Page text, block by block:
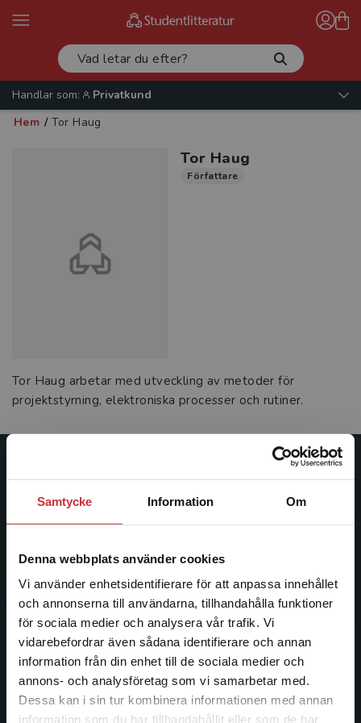
Samtycke Information Om
Denna webbplats använder cookies
Vi använder enhetsidentifierare för att anpassa innehållet
och annonserna till användarna, tillhandahålla funktioner
för sociala medier och analysera vår trafik. Vi
vidarebefordrar även sådana identifierare och annan
information från din enhet till de sociala medier och
annons- och analysföretag som vi samarbetar med.
Dessa kan i sin tur kombinera informationen med annan
information som du har tillhandahållit eller som de har
Begränsad fraktregion
Handlar som:
Privatkund
Hem / Tor Haug
Tor Haug
Författare
Tor Haug arbetar med utveckling av metoder för
projektstyrning, elektroniska processer och rutiner.
Studentlitteratur
Studentlitteratur grundades 1963 och är idag Sveriges
facklitteratur, utbildningar och digitala
informationstjänster i utbudet, finns Studentlitteratur med
längs hela kunskapsresan.
Kontakta oss
Kontakta oss
046-31 20 00